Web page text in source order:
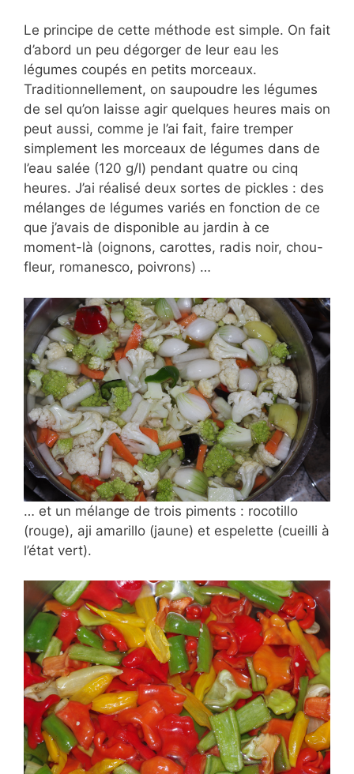
Le principe de cette méthode est simple. On fait
d’abord un peu dégorger de leur eau les
légumes coupés en petits morceaux.
Traditionnellement, on saupoudre les légumes
de sel qu’on laisse agir quelques heures mais on
peut aussi, comme je l’ai fait, faire tremper
simplement les morceaux de légumes dans de
l’eau salée (120 g/l) pendant quatre ou cinq
heures. J’ai réalisé deux sortes de pickles : des
mélanges de légumes variés en fonction de ce
que j’avais de disponible au jardin à ce
moment-là (oignons, carottes, radis noir, chou-
fleur, romanesco, poivrons) …
… et un mélange de trois piments : rocotillo
(rouge), aji amarillo (jaune) et espelette (cueilli à
l’état vert).